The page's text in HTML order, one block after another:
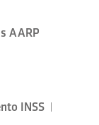
AARP
INSS